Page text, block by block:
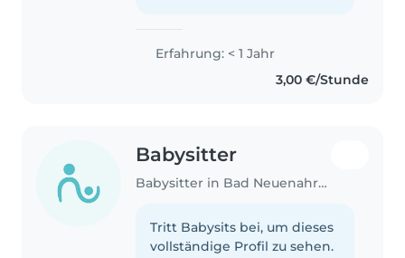
Erfahrung: < 1 Jahr
3,00 €/Stunde
Babysitter
Babysitter in Bad Neuenahr-Ahrweiler
Tritt Babysits bei, um dieses
vollständige Profil zu sehen.